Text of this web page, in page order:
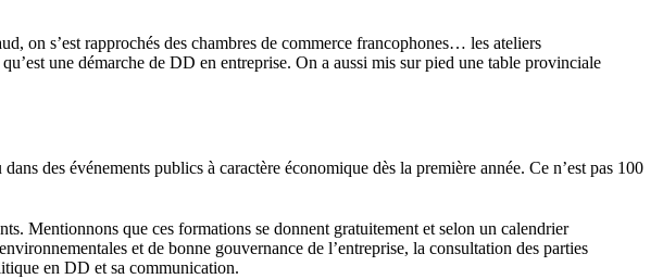
on s’est rapprochés des chambres de commerce francophones… les ateliers
une démarche de DD en entreprise. On a aussi mis sur pied une table provinciale
des événements publics à caractère économique dès la première année. Ce n’est pas 100
Mentionnons que ces formations se donnent gratuitement et selon un calendrier
et de bonne gouvernance de l’entreprise, la consultation des parties
en DD et sa communication.